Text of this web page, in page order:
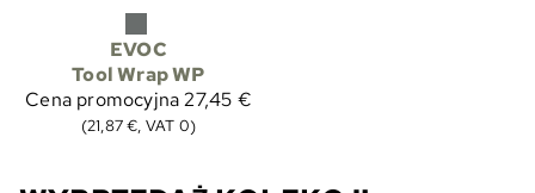
EVOC
Tool Wrap WP
Cena promocyjna27,45 €
(21,87 €, VAT 0)